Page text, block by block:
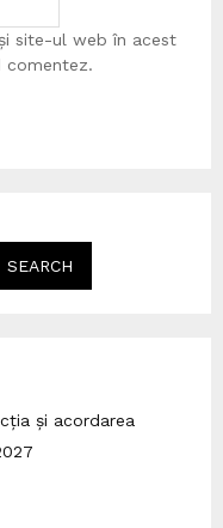
site-ul web în acest
comentez.
SEARCH
și acordarea